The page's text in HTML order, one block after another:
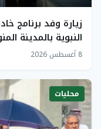
زيارة وفد برنامج
النبوية بالمدينة
8 أغسطس 2026
محليات